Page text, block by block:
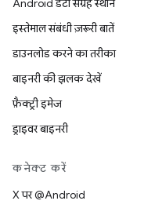
Android डेटा संग्रह स्थान
इस्तेमाल संबंधी ज़रूरी बातें
डाउनलोड करने का तरीका
बाइनरी की झलक देखें
फ़ैक्ट्री इमेज
ड्राइवर बाइनरी
कनेक्ट करें
X पर @Android